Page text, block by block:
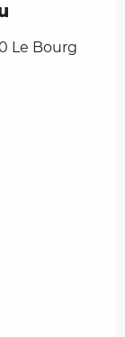
Le Bourg